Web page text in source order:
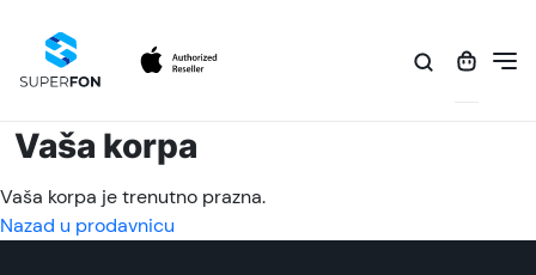
Vaša korpa
Vaša korpa je trenutno prazna.
Nazad u prodavnicu